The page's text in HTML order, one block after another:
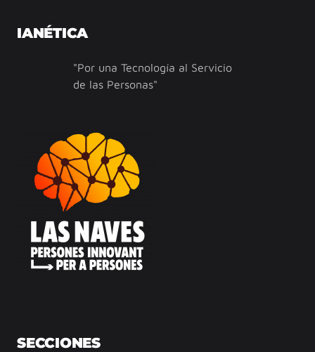
IANÉTICA
"Por una Tecnología al Servicio
de las Personas"
SECCIONES